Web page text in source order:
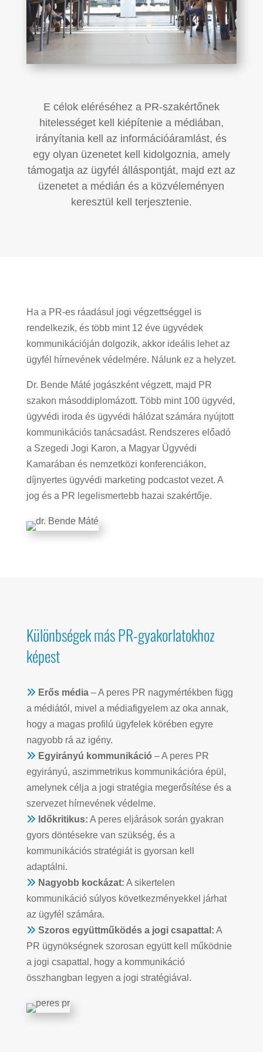
E célok eléréséhez a PR-szakértőnek
hitelességet kell kiépítenie a médiában,
irányítania kell az információáramlást, és
egy olyan üzenetet kell kidolgoznia, amely
támogatja az ügyfél álláspontját, majd ezt az
üzenetet a médián és a közvéleményen
keresztül kell terjesztenie.
Ha a PR-es ráadásul jogi végzettséggel is
rendelkezik, és több mint 12 éve ügyvédek
kommunikációján dolgozik, akkor ideális lehet az
ügyfél hírnevének védelmére. Nálunk ez a helyzet.
Dr. Bende Máté jogászként végzett, majd PR
szakon másoddiplomázott. Több mint 100 ügyvéd,
ügyvédi iroda és ügyvédi hálózat számára nyújtott
kommunikációs tanácsadást. Rendszeres előadó
a Szegedi Jogi Karon, a Magyar Ügyvédi
Kamarában és nemzetközi konferenciákon,
díjnyertes ügyvédi marketing podcastot vezet. A
jog és a PR legelismertebb hazai szakértője.
Különbségek más PR-gyakorlatokhoz
képest
Erős média– A peres PR nagymértékben függ
a médiától, mivel a médiafigyelem az oka annak,
hogy a magas profilú ügyfelek körében egyre
nagyobb rá az igény.
Egyirányú kommunikáció – A peres PR
egyirányú, aszimmetrikus kommunikációra épül,
amelynek célja a jogi stratégia megerősítése és a
szervezet hírnevének védelme.
Időkritikus: A peres eljárások során gyakran
gyors döntésekre van szükség, és a
kommunikációs stratégiát is gyorsan kell
adaptálni.
Nagyobb kockázat: A sikertelen
kommunikáció súlyos következményekkel járhat
az ügyfél számára.
Szoros együttműködés a jogi csapattal: A
PR ügynökségnek szorosan együtt kell működnie
a jogi csapattal, hogy a kommunikáció
összhangban legyen a jogi stratégiával.